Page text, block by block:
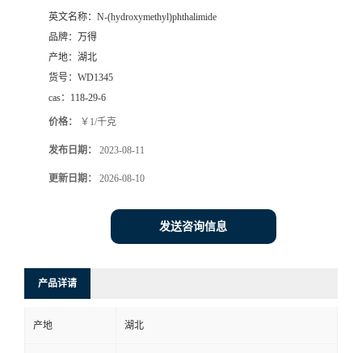
英文名称： N-(hydroxymethyl)phthalimide
品牌： 万得
产地： 湖北
货号： WD1345
cas： 118-29-6
价格： ￥1/千克
发布日期： 2023-08-11
更新日期： 2026-08-10
发送咨询信息
产品详请
产地 湖北